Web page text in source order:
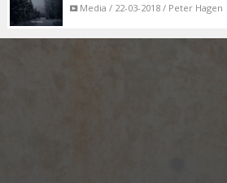
Media / 22-03-2018 / Peter Hagen